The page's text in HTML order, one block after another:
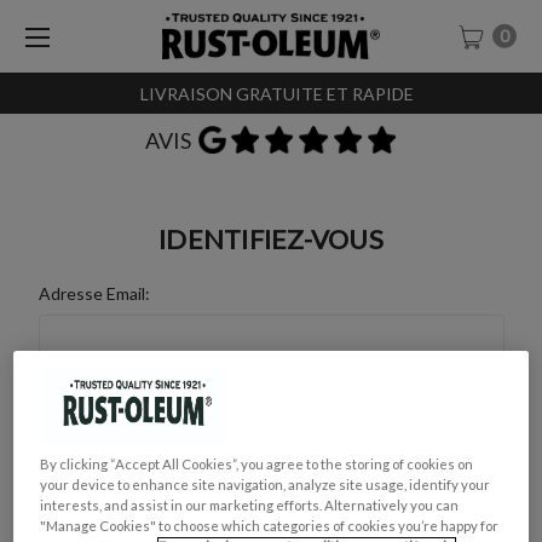
LIVRAISON GRATUITE ET RAPIDE
0
AVIS
IDENTIFIEZ-VOUS
Adresse Email:
Mot de Passe :
By clicking “Accept All Cookies”, you agree to the storing of cookies on
your device to enhance site navigation, analyze site usage, identify your
interests, and assist in our marketing efforts. Alternatively you can
"Manage Cookies" to choose which categories of cookies you’re happy for